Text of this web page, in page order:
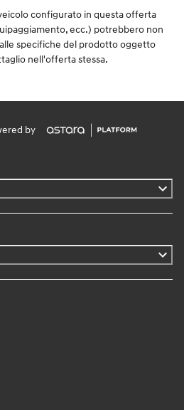
configurato in questa offerta
ecc.) potrebbero non
specifiche del prodotto oggetto
nell'offerta stessa.
by